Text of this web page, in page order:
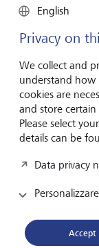
informazioni
Fondazione per
degli investitori.
FAQ - Englisch
English
Privacy on
We collect and
understand how
cookies are
and store
Please select
details can be
Data privacy
Personalizzare
Accept